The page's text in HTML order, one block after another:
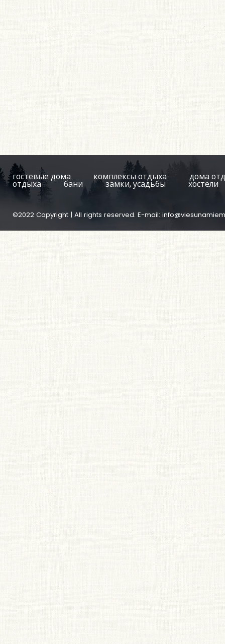
гостевые дома комплексы отдыха дома
отдыха бани замки, усадьбы хостели
©2022 Copyright | All rights reserved. E-mail: